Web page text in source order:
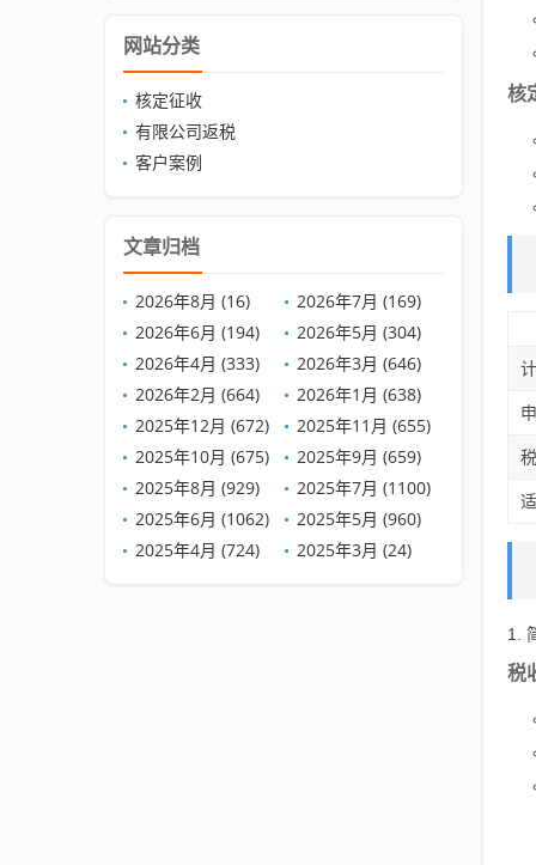
核
1.
税
网站分类
核定征收
有限公司返税
客户案例
文章归档
2026年8月 (16)
2026年7月 (169)
2026年6月 (194)
2026年5月 (304)
2026年4月 (333)
2026年3月 (646)
2026年2月 (664)
2026年1月 (638)
2025年12月 (672)
2025年11月 (655)
2025年10月 (675)
2025年9月 (659)
2025年8月 (929)
2025年7月 (1100)
2025年6月 (1062)
2025年5月 (960)
2025年4月 (724)
2025年3月 (24)